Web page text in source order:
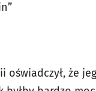
oświadczył, że